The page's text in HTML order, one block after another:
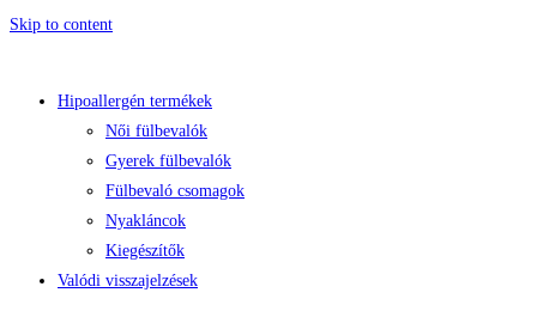
Skip to content
Hipoallergén termékek
Női fülbevalók
Gyerek fülbevalók
Fülbevaló csomagok
Nyakláncok
Kiegészítők
Valódi visszajelzések